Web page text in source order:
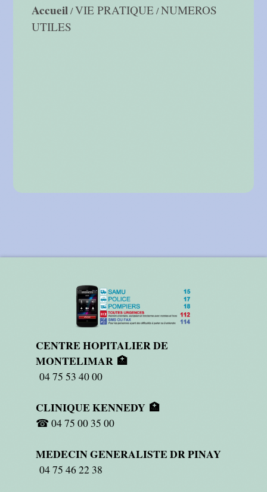
Accueil/VIE PRATIQUE/NUMEROS
UTILES
CENTRE HOPITALIER DE
MONTELIMAR 🏥
04 75 53 40 00
CLINIQUE KENNEDY 🏥
☎ 04 75 00 35 00
MEDECIN GENERALISTE DR PINAY
04 75 46 22 38